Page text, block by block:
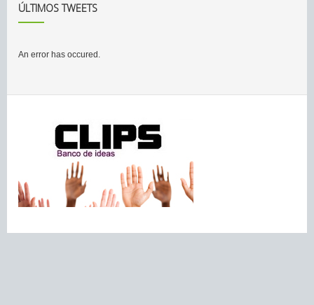
ÚLTIMOS TWEETS
An error has occured.